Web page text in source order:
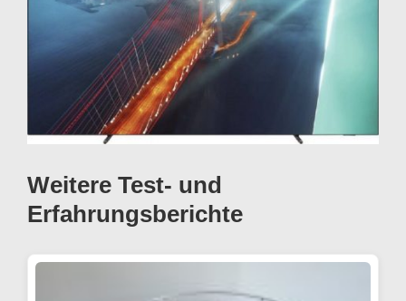
Weitere Test- und
Erfahrungsberichte